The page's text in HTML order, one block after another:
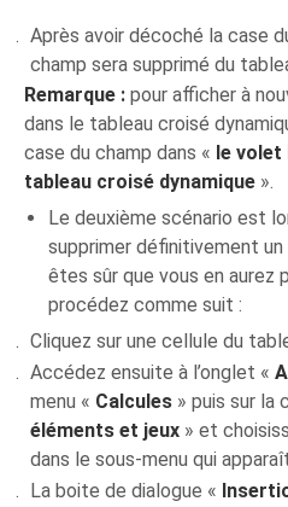
Après avoir décoché la case
champ sera supprimé du
Remarque : pour afficher à
dans le tableau croisé
case du champ dans « le
tableau croisé dynamique ».
Le deuxième scénario est
supprimer définitivement
êtes sûr que vous en aurez
procédez comme suit :
Cliquez sur une cellule du
Accédez ensuite à l’onglet «
menu « Calcules » puis sur la
éléments et jeux » et
dans le sous-menu qui
La boite de dialogue «